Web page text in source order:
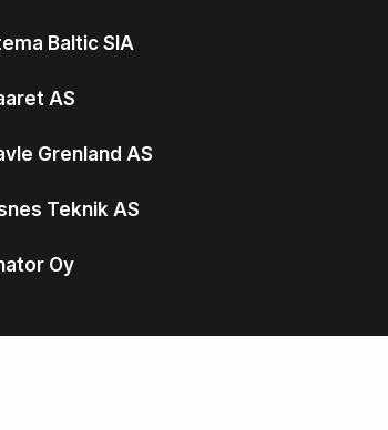
Baltic SIA
AS
Grenland AS
Teknik AS
Oy